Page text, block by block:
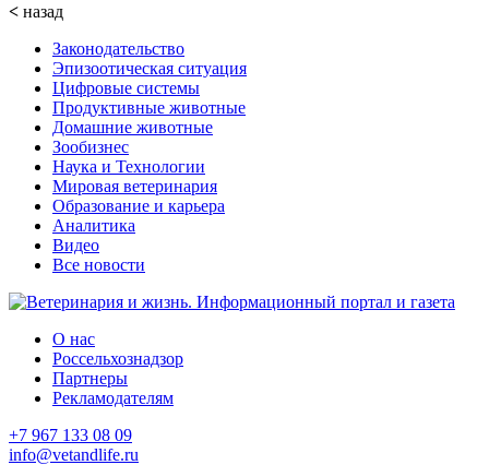
< назад
Законодательство
Эпизоотическая ситуация
Цифровые системы
Продуктивные животные
Домашние животные
Зообизнес
Наука и Технологии
Мировая ветеринария
Образование и карьера
Аналитика
Видео
Все новости
О нас
Россельхознадзор
Партнеры
Рекламодателям
+7 967 133 08 09
info@vetandlife.ru